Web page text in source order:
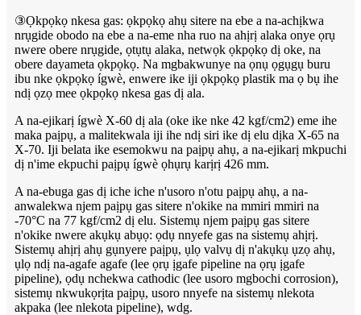
③Ọkpọkọ nkesa gas: ọkpọkọ ahụ sitere na ebe a na-achịkwa
nrụgide obodo na ebe a na-eme nha ruo na ahịrị alaka onye ọrụ
nwere obere nrụgide, ọtụtụ alaka, netwọk ọkpọkọ dị oke, na
obere dayameta ọkpọkọ. Na mgbakwunye na ọnụ ọgụgụ buru
ibu nke ọkpọkọ ígwè, enwere ike iji ọkpọkọ plastik ma ọ bụ ihe
ndị ọzọ mee ọkpọkọ nkesa gas dị ala.
A na-ejikarị ígwè X-60 dị ala (oke ike nke 42 kgf/cm2) eme ihe
maka paịpụ, a malitekwala iji ihe ndị siri ike dị elu dịka X-65 na
X-70. Iji belata ike esemokwu na paịpụ ahụ, a na-ejikarị mkpuchi
dị n'ime ekpuchi paịpụ ígwè ọhụrụ karịrị 426 mm.
A na-ebuga gas dị iche iche n'usoro n'otu paịpụ ahụ, a na-
anwalekwa njem paịpụ gas sitere n'okike na mmiri mmiri na
-70°C na 77 kgf/cm2 dị elu. Sistemụ njem paịpụ gas sitere
n'okike nwere akụkụ abụọ: ọdụ nnyefe gas na sistemụ ahịrị.
Sistemụ ahịrị ahụ gụnyere paịpụ, ụlọ valvụ dị n'akụkụ ụzọ ahụ,
ụlọ ndị na-agafe agafe (lee ọrụ ịgafe pipeline na ọrụ ịgafe
pipeline), ọdụ nchekwa cathodic (lee usoro mgbochi corrosion),
sistemụ nkwukọrịta paịpụ, usoro nnyefe na sistemụ nlekota
akpaka (lee nlekota pipeline), wdg.